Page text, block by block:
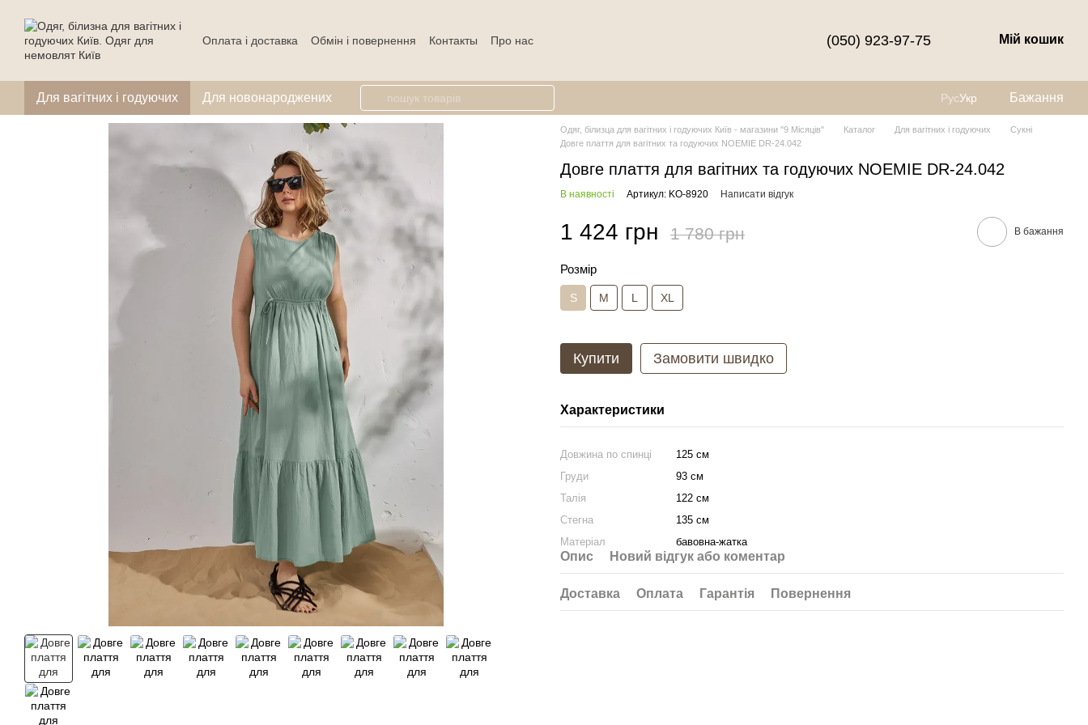
Оплата і доставка Обмін і повернення Контакты Про нас (050) 923-97-75 Мій кошик
Для вагітних і годуючих Для новонароджених РусУкр Бажання
Одяг, білизца для вагітних і годуючих Київ - магазини "9 Місяців" Каталог Для вагітних і годуючих
Сукні
Довге плаття для вагітних та годуючих NOEMIE DR-24.042
Довге плаття для вагітних та годуючих NOEMIE DR-24.042
В наявності Артикул: KO-8920 Написати відгук
1 424 грн 1 780 грн В бажання
Розмір
S M L XL
Купити Замовити швидко
Характеристики
Довжина по спинці
125 см
Груди
93 см
Талія
122 см
Стегна
135 см
Матеріал
бавовна-жатка
Опис Новий відгук або коментар
Доставка Оплата Гарантія Повернення